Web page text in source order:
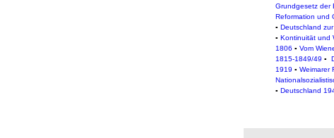
Grundgesetz der
Reformation und
▪ Deutschland
▪ Kontinuität und
1806 ▪ Vom
1815-1849/49 ▪
1919 ▪ Weimarer
▪ Deutschland